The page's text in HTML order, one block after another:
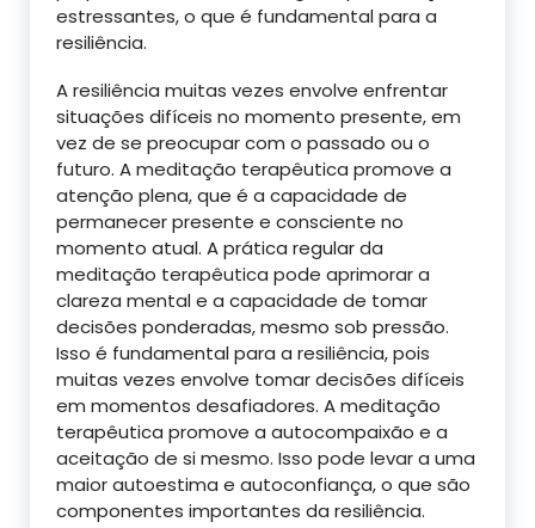
estressantes, o que é fundamental para a
resiliência.
A resiliência muitas vezes envolve enfrentar
situações difíceis no momento presente, em
vez de se preocupar com o passado ou o
futuro. A meditação terapêutica promove a
atenção plena, que é a capacidade de
permanecer presente e consciente no
momento atual. A prática regular da
meditação terapêutica pode aprimorar a
clareza mental e a capacidade de tomar
decisões ponderadas, mesmo sob pressão.
Isso é fundamental para a resiliência, pois
muitas vezes envolve tomar decisões difíceis
em momentos desafiadores. A meditação
terapêutica promove a autocompaixão e a
aceitação de si mesmo. Isso pode levar a uma
maior autoestima e autoconfiança, o que são
componentes importantes da resiliência.